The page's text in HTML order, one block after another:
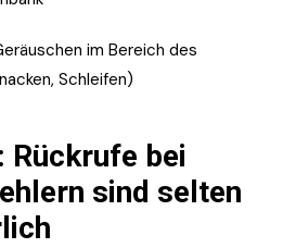
im Bereich des
Schleifen)
Rückrufe bei
sind selten